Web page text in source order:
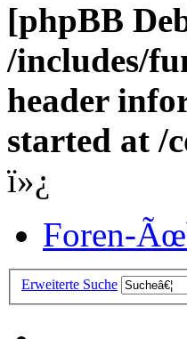
[phpBB
/includes/
header
started at /
ï»¿
Foren-
Erweiterte Suche